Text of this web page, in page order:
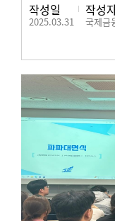
작성일
2025.03.31
작성
국제금